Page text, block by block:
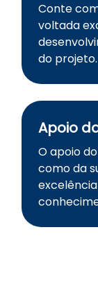
Conte
voltada
do projeto.
Apoio
O apoio
como da